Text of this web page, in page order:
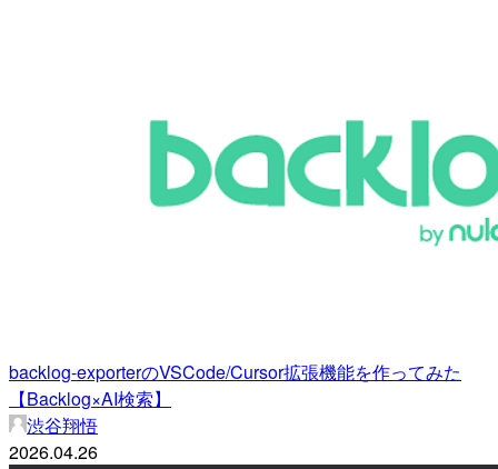
backlog-exporterのVSCode/Cursor拡張機能を作ってみた
【Backlog×AI検索】
渋谷翔悟
2026.04.26